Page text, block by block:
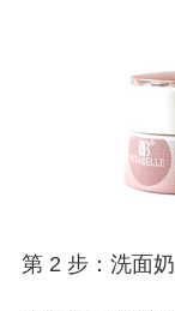
第 2 步：洗面奶